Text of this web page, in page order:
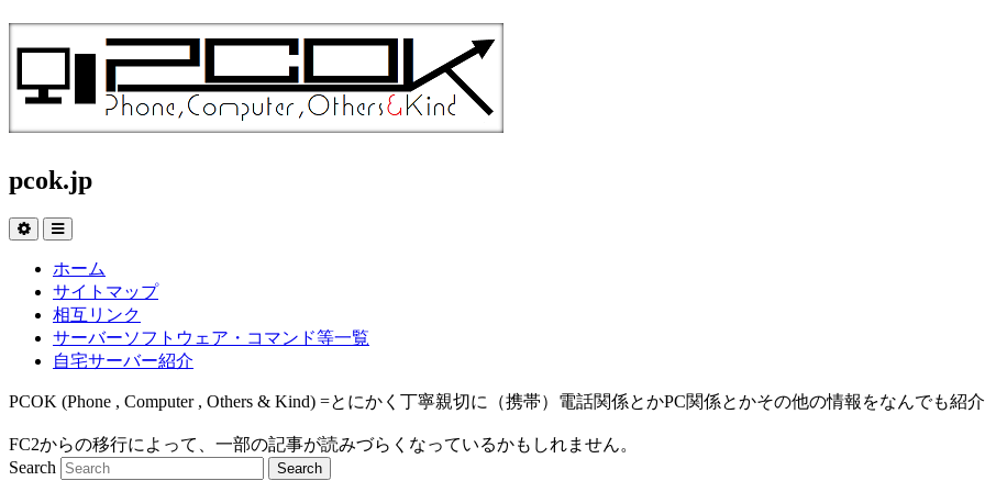
pcok.jp
ホーム
サイトマップ
相互リンク
サーバーソフトウェア・コマンド等一覧
自宅サーバー紹介
PCOK (Phone , Computer , Others & Kind) =とにかく丁寧親切に（携帯）電話関係とかPC関係とかその他の情報をなんでも紹
FC2からの移行によって、一部の記事が読みづらくなっているかもしれません。
Search